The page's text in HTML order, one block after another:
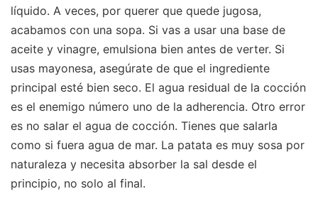
líquido. A veces, por querer que quede jugosa,
acabamos con una sopa. Si vas a usar una base de
aceite y vinagre, emulsiona bien antes de verter. Si
usas mayonesa, asegúrate de que el ingrediente
principal esté bien seco. El agua residual de la cocción
es el enemigo número uno de la adherencia. Otro error
es no salar el agua de cocción. Tienes que salarla
como si fuera agua de mar. La patata es muy sosa por
naturaleza y necesita absorber la sal desde el
principio, no solo al final.